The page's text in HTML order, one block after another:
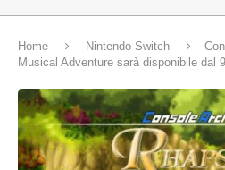
Home Nintendo Switch
Musical Adventure sarà disponibile dal